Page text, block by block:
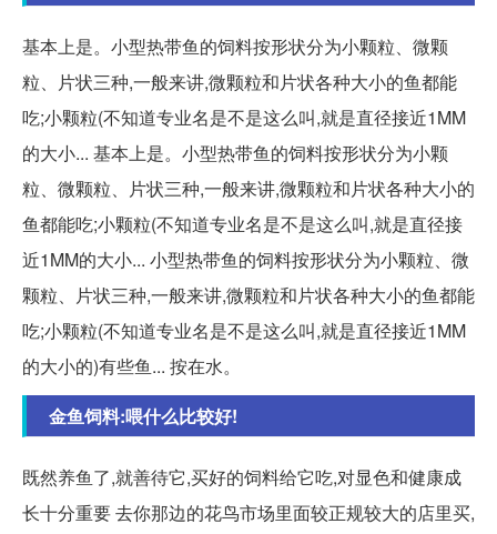
基本上是。小型热带鱼的饲料按形状分为小颗粒、微颗
粒、片状三种,一般来讲,微颗粒和片状各种大小的鱼都能
吃;小颗粒(不知道专业名是不是这么叫,就是直径接近1MM
的大小... 基本上是。小型热带鱼的饲料按形状分为小颗
粒、微颗粒、片状三种,一般来讲,微颗粒和片状各种大小的
鱼都能吃;小颗粒(不知道专业名是不是这么叫,就是直径接
近1MM的大小... 小型热带鱼的饲料按形状分为小颗粒、微
颗粒、片状三种,一般来讲,微颗粒和片状各种大小的鱼都能
吃;小颗粒(不知道专业名是不是这么叫,就是直径接近1MM
的大小的)有些鱼... 按在水。
金鱼饲料:喂什么比较好!
既然养鱼了,就善待它,买好的饲料给它吃,对显色和健康成
长十分重要 去你那边的花鸟市场里面较正规较大的店里买,